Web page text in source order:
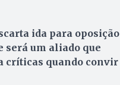
ida para oposição
será um aliado que
críticas quando convir